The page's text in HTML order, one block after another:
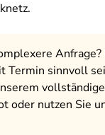
Termin sinnvoll
oder nutzen Sie